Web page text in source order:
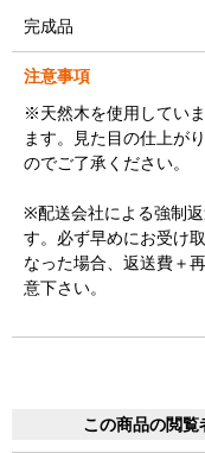
完成品
注意事項
※天然木を使用してい
ます。見た目の仕上が
のでご了承ください。
※配送会社による強制
す。必ず早めにお受け
なった場合、返送費＋
意下さい。
この商品の閲